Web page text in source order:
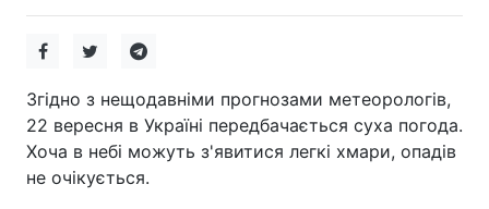
Згідно з нещодавніми прогнозами метеорологів,
22 вересня в Україні передбачається суха погода.
Хоча в небі можуть з'явитися легкі хмари, опадів
не очікується.